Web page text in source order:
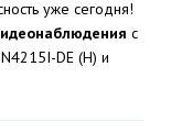
уже сегодня!
с
DE (H) и